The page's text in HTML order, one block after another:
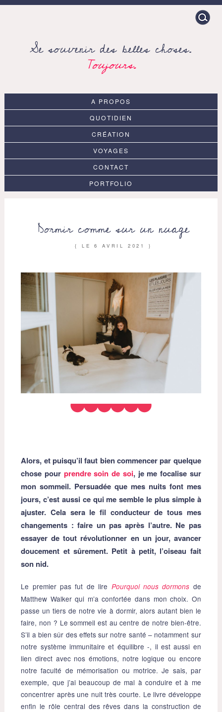
Search
for:
Se souvenir des belles choses.
Toujours.
A PROPOS
QUOTIDIEN
CRÉATION
VOYAGES
CONTACT
PORTFOLIO
Dormir comme sur un nuage
{ LE6 AVRIL 2021 }
Alors, et puisqu’il faut bien commencer par quelque
chose pour prendre soin de soi, je me focalise sur
mon sommeil. Persuadée que mes nuits font mes
jours, c’est aussi ce qui me semble le plus simple à
ajuster. Cela sera le fil conducteur de tous mes
changements : faire un pas après l’autre. Ne pas
essayer de tout révolutionner en un jour, avancer
doucement et sûrement. Petit à petit, l’oiseau fait
son nid.
Le premier pas fut de lire Pourquoi nous dormons de
Matthew Walker qui m’a confortée dans mon choix. On
passe un tiers de notre vie à dormir, alors autant bien le
faire, non ? Le sommeil est au centre de notre bien-être.
S’il a bien sûr des effets sur notre santé – notamment sur
notre système immunitaire et équilibre -, il est aussi en
lien direct avec nos émotions, notre logique ou encore
notre faculté de mémorisation ou motrice. Je sais, par
exemple, que j’ai beaucoup de mal à conduire et à me
concentrer après une nuit très courte. Le livre développe
enfin le rôle central des rêves dans la construction de